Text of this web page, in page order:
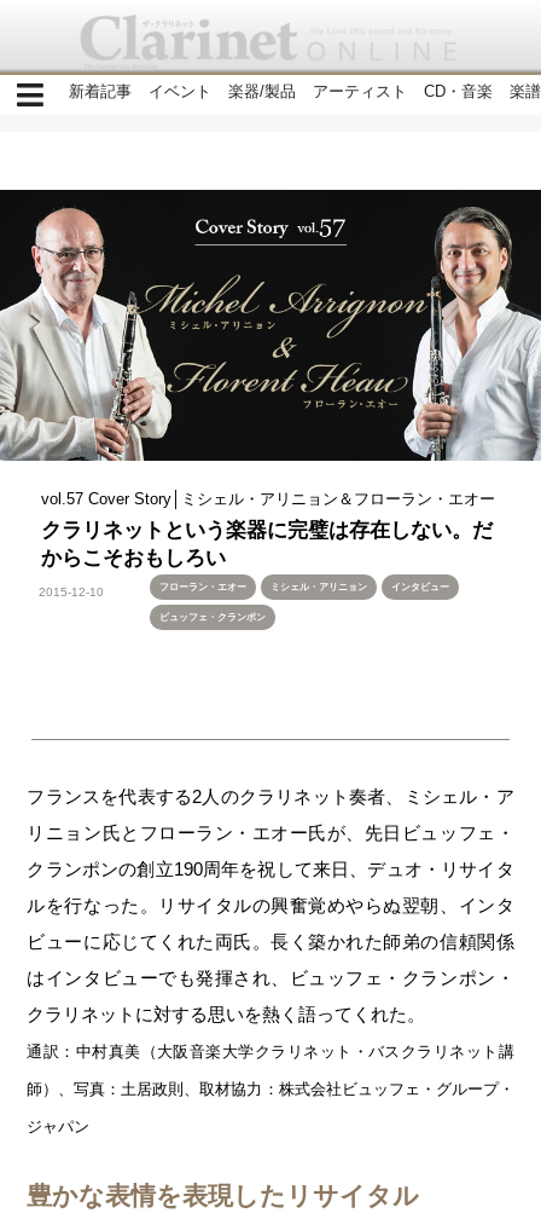
新着記事 イベント 楽器/製品 アーティスト CD・音楽 楽
vol.57 Cover Story│ミシェル・アリニョン＆フローラン・エオー
クラリネットという楽器に完璧は存在しない。だ
からこそおもしろい
2015-12-10 フローラン・エオー ミシェル・アリニョン インタビュー
ビュッフェ・クランポン
フランスを代表する2人のクラリネット奏者、ミシェル・ア
リニョン氏とフローラン・エオー氏が、先日ビュッフェ・
クランポンの創立190周年を祝して来日、デュオ・リサイタ
ルを行なった。リサイタルの興奮覚めやらぬ翌朝、インタ
ビューに応じてくれた両氏。長く築かれた師弟の信頼関係
はインタビューでも発揮され、ビュッフェ・クランポン・
クラリネットに対する思いを熱く語ってくれた。
通訳：中村真美（大阪音楽大学クラリネット・バスクラリネット講
師）、写真：土居政則、取材協力：株式会社ビュッフェ・グループ・
ジャパン
豊かな表情を表現したリサイタル